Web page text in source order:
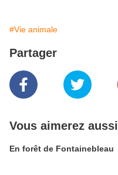
#Vie animale
Partager
Vous aimerez aussi
En forêt de Fontainebleau